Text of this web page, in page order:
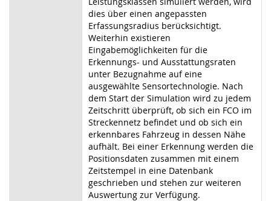
dies über einen angepassten
Erfassungsradius berücksichtigt.
Weiterhin existieren
Eingabemöglichkeiten für die
Erkennungs- und Ausstattungsraten
unter Bezugnahme auf eine
ausgewählte Sensortechnologie. Nach
dem Start der Simulation wird zu jedem
Zeitschritt überprüft, ob sich ein FCO im
Streckennetz befindet und ob sich ein
erkennbares Fahrzeug in dessen Nähe
aufhält. Bei einer Erkennung werden die
Positionsdaten zusammen mit einem
Zeitstempel in eine Datenbank
geschrieben und stehen zur weiteren
Auswertung zur Verfügung.